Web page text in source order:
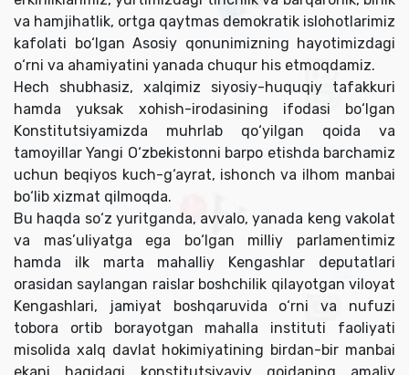
va hamjihatlik, ortga qaytmas demokratik islohotlarimiz
kafolati bo‘lgan Asosiy qonunimizning hayotimizdagi
o‘rni va ahamiyatini yanada chuqur his etmoqdamiz.
Hech shubhasiz, xalqimiz siyosiy-huquqiy tafakkuri
hamda yuksak xohish-irodasining ifodasi bo‘lgan
Konstitutsiyamizda muhrlab qo‘yilgan qoida va
tamoyillar Yangi O‘zbekistonni barpo etishda barchamiz
uchun beqiyos kuch-g‘ayrat, ishonch va ilhom manbai
bo‘lib xizmat qilmoqda.
Bu haqda so‘z yuritganda, avvalo, yanada keng vakolat
va mas’uliyatga ega bo‘lgan milliy parlamentimiz
hamda ilk marta mahalliy Kengashlar deputatlari
orasidan saylangan raislar boshchilik qilayotgan viloyat
Kengashlari, jamiyat boshqaruvida o‘rni va nufuzi
tobora ortib borayotgan mahalla instituti faoliyati
misolida xalq davlat hokimiyatining birdan-bir manbai